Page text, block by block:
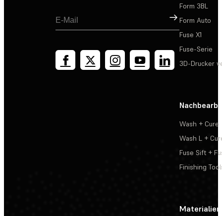
Registrieren
Form 3BL
Form Auto
Fuse X1
Fuse-Serie
3D-Drucker
Wash + Cure
Wash L +
Fuse Sift +
Finishing
Materialien